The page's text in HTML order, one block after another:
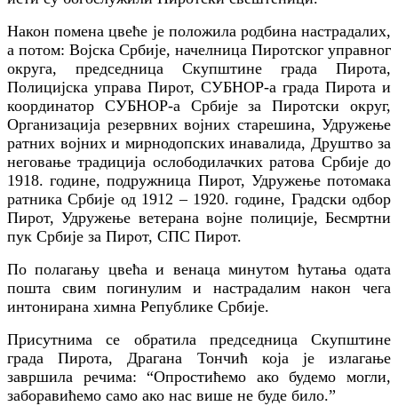
Након помена цвеће је положила родбина настрадалих,
а потом: Војска Србије, начелница Пиротског управног
округа, председница Скупштине града Пирота,
Полицијска управа Пирот, СУБНОР-а града Пирота и
координатор СУБНОР-а Србије за Пиротски округ,
Организација резервних војних старешина, Удружење
ратних војних и мирнодопских инавалида, Друштво за
неговање традиција ослободилачких ратова Србије до
1918. године, подружница Пирот, Удружење потомака
ратника Србије од 1912 – 1920. године, Градски одбор
Пирот, Удружење ветерана војне полиције, Бесмртни
пук Србије за Пирот, СПС Пирот.
По полагању цвећа и венаца минутом ћутања одата
пошта свим погинулим и настрадалим након чега
интонирана химна Републике Србије.
Присутнима се обратила председница Скупштине
града Пирота, Драгана Тончић која је излагање
завршила речима: “Опростићемо ако будемо могли,
заборавићемо само ако нас више не буде било.”